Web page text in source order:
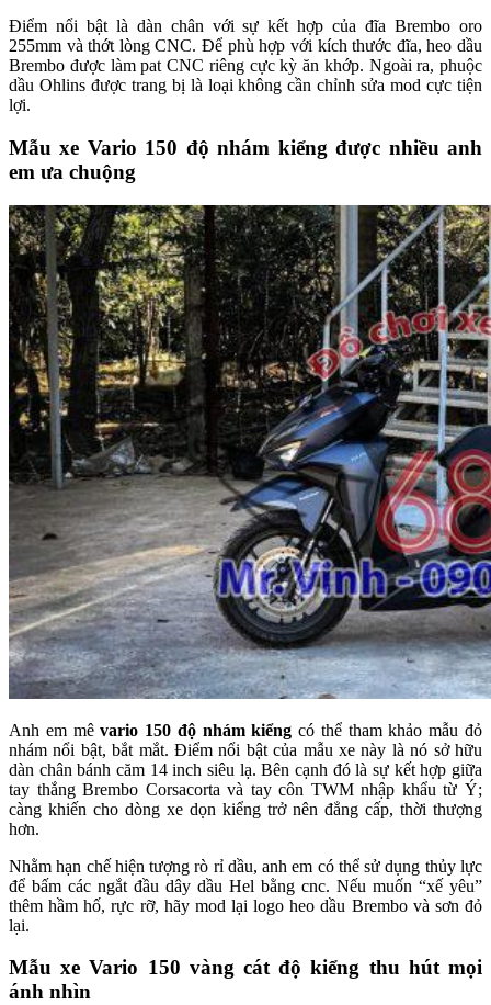
Điểm nổi bật là dàn chân với sự kết hợp của đĩa Brembo oro
255mm và thớt lòng CNC. Để phù hợp với kích thước đĩa, heo dầu
Brembo được làm pat CNC riêng cực kỳ ăn khớp. Ngoài ra, phuộc
dầu Ohlins được trang bị là loại không cần chỉnh sửa mod cực tiện
lợi.
Mẫu xe Vario 150 độ nhám kiểng được nhiều anh
em ưa chuộng
Anh em mêvario 150 độ nhám kiểngcó thể tham khảo mẫu đỏ
nhám nổi bật, bắt mắt. Điểm nổi bật của mẫu xe này là nó sở hữu
dàn chân bánh căm 14 inch siêu lạ. Bên cạnh đó là sự kết hợp giữa
tay thắng Brembo Corsacorta và tay côn TWM nhập khẩu từ Ý;
càng khiến cho dòng xe dọn kiểng trở nên đẳng cấp, thời thượng
hơn.
Nhằm hạn chế hiện tượng rò rỉ dầu, anh em có thể sử dụng thủy lực
để bấm các ngắt đầu dây dầu Hel bằng cnc. Nếu muốn “xế yêu”
thêm hầm hố, rực rỡ, hãy mod lại logo heo dầu Brembo và sơn đỏ
lại.
Mẫu xe Vario 150 vàng cát độ kiểng thu hút mọi
ánh nhìn